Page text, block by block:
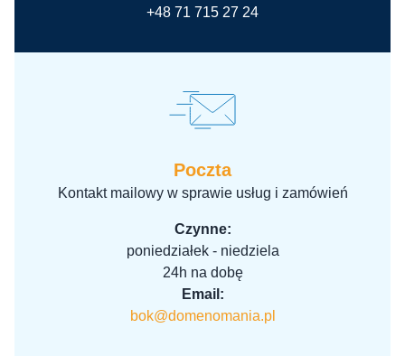
+48 71 715 27 24
Poczta
Kontakt mailowy w sprawie usług i zamówień
Czynne:
poniedziałek - niedziela
24h na dobę
Email:
bok@domenomania.pl